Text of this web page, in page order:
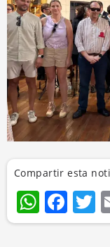
Compartir esta